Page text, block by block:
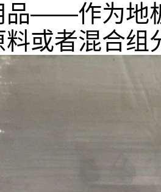
作为地板
或者混合组